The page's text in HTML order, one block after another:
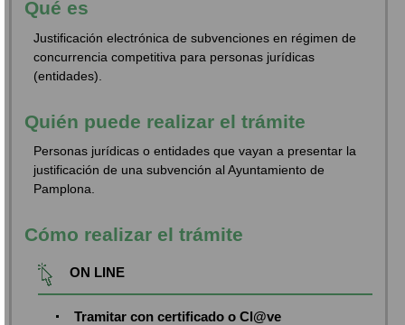
Qué es
Justificación electrónica de subvenciones en régimen de
concurrencia competitiva para personas jurídicas
(entidades).
Quién puede realizar el trámite
Personas jurídicas o entidades que vayan a presentar la
justificación de una subvención al Ayuntamiento de
Pamplona.
Cómo realizar el trámite
ON LINE
Tramitar con certificado o Cl@ve